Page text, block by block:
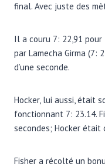
final. Avec juste des
Il a couru 7: 22,91
par Lamecha Girma (7:
d’une seconde.
Hocker, lui aussi, était
fonctionnant 7: 23.14.
secondes; Hocker était
Fisher a récolté un